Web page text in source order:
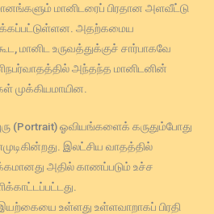
மானிடரைப் பிரதான அளவீட்டு
அதற்கமைய
உருவத்துக்குச் சார்பாகவே
அந்தந்த மானிடனின்
முக்கியமாயின.
(Portrait) ஓவியங்களைக் கருதும்போது
இலட்சிய வாதத்தில்
அதில் காணப்படும் உச்ச
உள்ளது உள்ளவாறாகப் பிரதி